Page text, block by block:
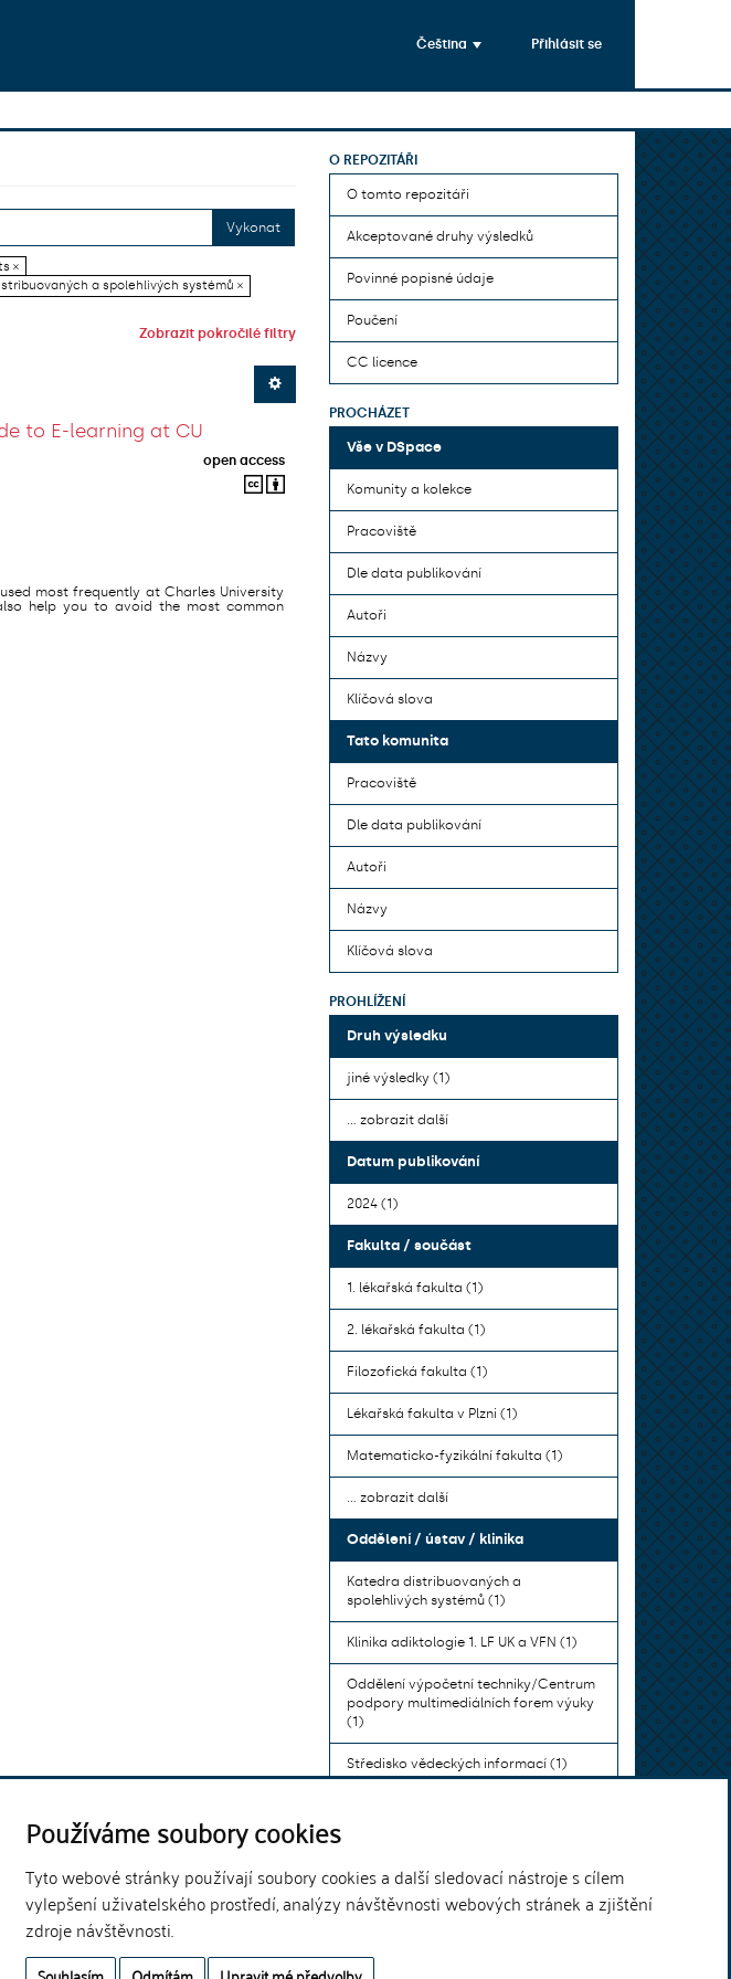
Používáme soubory cookies
Tyto webové stránky používají soubory cookies a další sledovací nástroje s cílem
vylepšení uživatelského prostředí, analýzy návštěvnosti webových stránek a zjištění
zdroje návštěvnosti.
Čeština Přihlásit se
Vykonat
×
a spolehlivých systémů ×
Zobrazit pokročilé filtry
to E-learning at CU
open access
most frequently at Charles University
help you to avoid the most common
O REPOZITÁŘI
O tomto repozitáři
Akceptované druhy výsledků
Povinné popisné údaje
Poučení
CC licence
PROCHÁZET
Vše v DSpace
Komunity a kolekce
Pracoviště
Dle data publikování
Autoři
Názvy
Klíčová slova
Tato komunita
Pracoviště
Dle data publikování
Autoři
Názvy
Klíčová slova
PROHLÍŽENÍ
Druh výsledku
jiné výsledky (1)
... zobrazit další
Datum publikování
2024 (1)
Fakulta / součást
1. lékařská fakulta (1)
2. lékařská fakulta (1)
Filozofická fakulta (1)
Lékařská fakulta v Plzni (1)
Matematicko-fyzikální fakulta (1)
... zobrazit další
Oddělení / ústav / klinika
Katedra distribuovaných a
spolehlivých systémů (1)
Klinika adiktologie 1. LF UK a VFN (1)
Oddělení výpočetní techniky/Centrum
podpory multimediálních forem výuky
(1)
Středisko vědeckých informací (1)